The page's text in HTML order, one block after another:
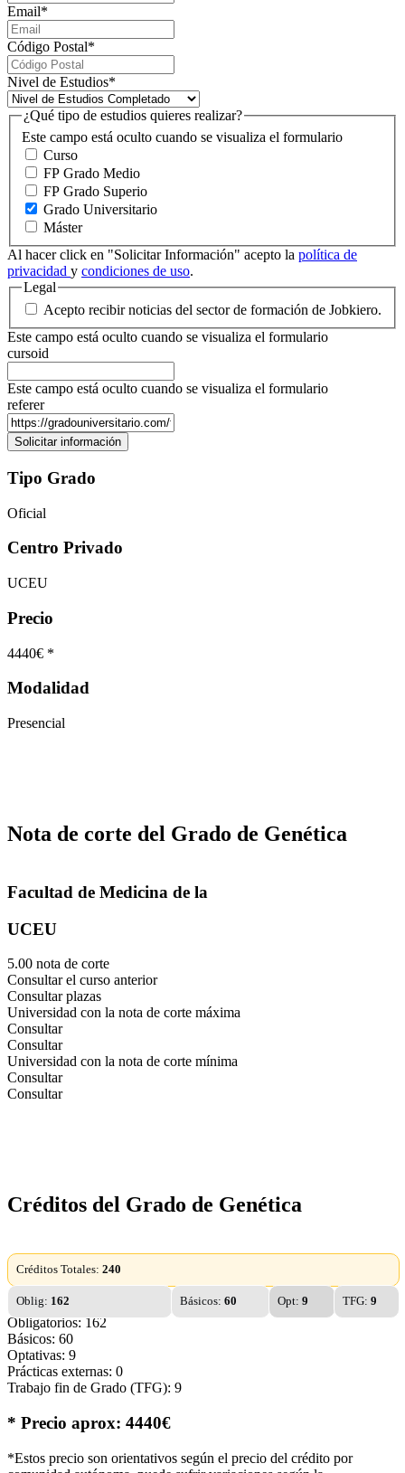
Email*
Código Postal*
Nivel de Estudios*
Este campo está oculto cuando se visualiza el formulario
¿Qué tipo de estudios quieres realizar?
Curso
FP Grado Medio
FP Grado Superio
Grado Universitario
Máster
Al hacer click en "Solicitar Información" acepto la política de
privacidad y condiciones de uso.
Legal
Acepto recibir noticias del sector de formación de Jobkiero.
Este campo está oculto cuando se visualiza el formulario
cursoid
Este campo está oculto cuando se visualiza el formulario
referer
Tipo Grado
Oficial
Centro Privado
UCEU
Precio
4440€ *
Modalidad
Presencial
Nota de corte del Grado de Genética
Facultad de Medicina de la
UCEU
5.00 nota de corte
Consultar el curso anterior
Consultar plazas
Universidad con la nota de corte máxima
Consultar
Consultar
Universidad con la nota de corte mínima
Consultar
Consultar
Créditos del Grado de Genética
Créditos Totales: 240
Oblig: 162 Básicos:60 Opt:9 TFG: 9
Obligatorios: 162
Básicos: 60
Optativas: 9
Prácticas externas: 0
Trabajo fin de Grado (TFG): 9
* Precio aprox: 4440€
*Estos precio son orientativos según el precio del crédito por